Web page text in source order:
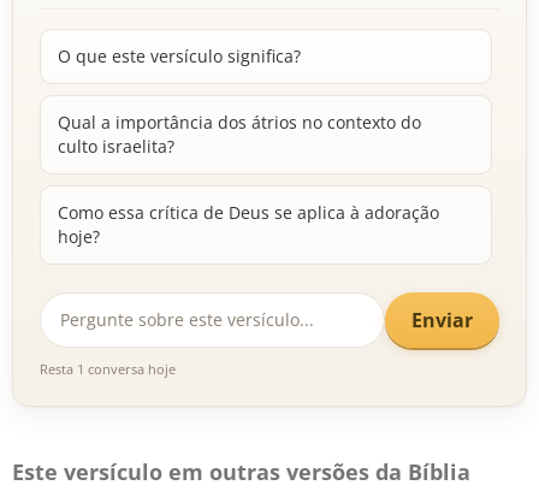
O que este versículo significa?
Qual a importância dos átrios no contexto do
culto israelita?
Como essa crítica de Deus se aplica à adoração
hoje?
Enviar
Resta 1 conversa hoje
Este versículo em outras versões da Bíblia